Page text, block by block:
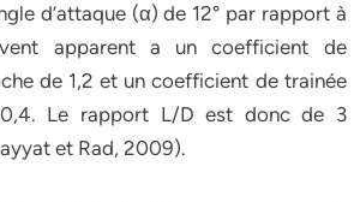
d’attaque (α) de 12° par rapport à
apparent a un coefficient de
de 1,2 et un coefficient de trainée
Le rapport L/D est donc de 3
et Rad, 2009).